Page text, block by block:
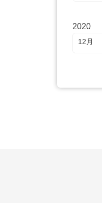
2020
12月